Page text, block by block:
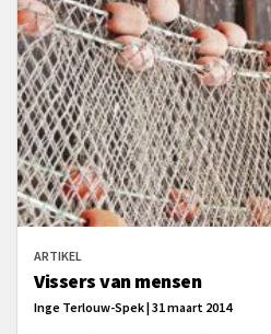
ARTIKEL
Vissers van mensen
Inge Terlouw-Spek | 31 maart 2014